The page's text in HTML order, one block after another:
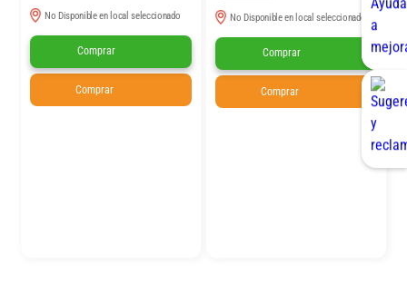
No Disponible en local seleccionado
Comprar
Comprar
No Disponible en local seleccionado
Comprar
Comprar